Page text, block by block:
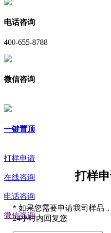
电话咨询
400-655-8788
微信咨询
一键置顶
打样申请
在线咨询
电话咨询
微信咨询
打样
* 如果您需要申请我司样品
24小时内回复您